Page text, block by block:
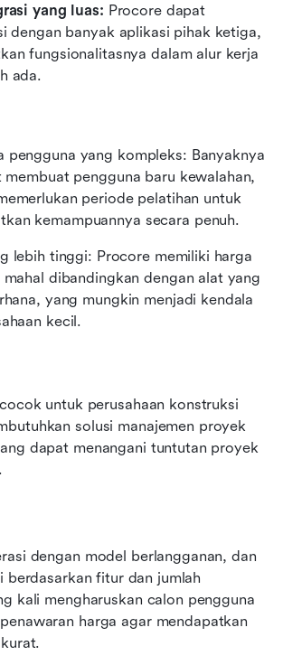
yang luas: Procore dapat
dengan banyak aplikasi pihak ketiga,
fungsionalitasnya dalam alur kerja
ada.
pengguna yang kompleks: Banyaknya
pengguna baru kewalahan,
periode pelatihan untuk
kemampuannya secara penuh.
lebih tinggi: Procore memiliki harga
dibandingkan dengan alat yang
yang mungkin menjadi kendala
kecil.
untuk perusahaan konstruksi
solusi manajemen proyek
dapat menangani tuntutan proyek
dengan model berlangganan, dan
berdasarkan fitur dan jumlah
kali mengharuskan calon pengguna
harga agar mendapatkan